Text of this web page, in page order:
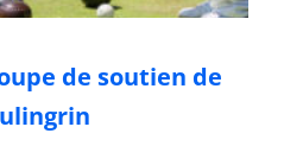
de soutien de